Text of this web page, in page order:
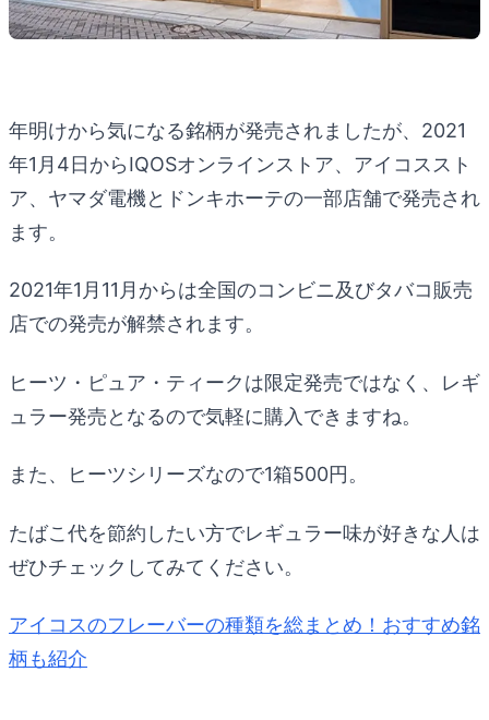
年明けから気になる銘柄が発売されましたが、2021
年1月4日からIQOSオンラインストア、アイコススト
ア、ヤマダ電機とドンキホーテの一部店舗で発売され
ます。
2021年1月11月からは全国のコンビニ及びタバコ販売
店での発売が解禁されます。
ヒーツ・ピュア・ティークは限定発売ではなく、レギ
ュラー発売となるので気軽に購入できますね。
また、ヒーツシリーズなので1箱500円。
たばこ代を節約したい方でレギュラー味が好きな人は
ぜひチェックしてみてください。
アイコスのフレーバーの種類を総まとめ！おすすめ銘
柄も紹介